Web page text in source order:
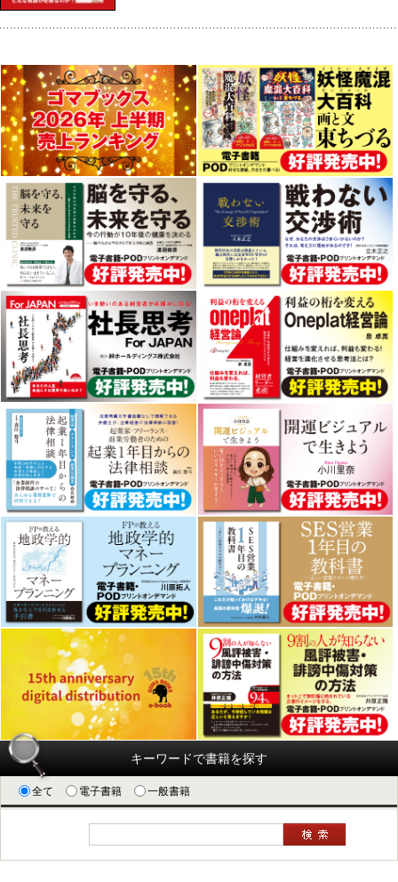
キーワードで書籍を探す
全て 電子書籍 一般書籍